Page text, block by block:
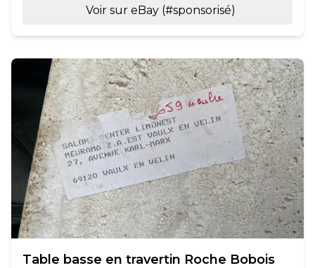
Voir sur eBay (#sponsorisé)
Table basse en travertin Roche Bobois